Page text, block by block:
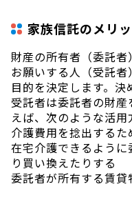
家族信託のメリ
財産の所有者（委託
お願いする人（受託
目的を決定します。決
受託者は委託者の財産
えば、次のような活用
介護費用を捻出する
在宅介護できるよう
り買い換えたりする
委託者が所有する賃